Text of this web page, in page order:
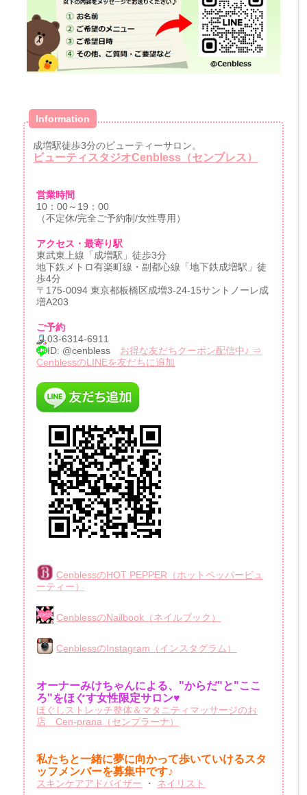
Information
成増駅徒歩3分のビューティーサロン。
ビューティスタジオCenbless（センブレス）
営業時間
10：00～19：00
（不定休/完全ご予約制/女性専用）
アクセス・最寄り駅
東武東上線「成増駅」徒歩3分
地下鉄メトロ有楽町線・副都心線「地下鉄成増駅」徒
歩4分
〒175-0094 東京都板橋区成増3-24-15サントノーレ成
増A203
ご予約
03-6314-6911
ID: @cenbless お得な友だちクーポン配信中♪ ⇒
CenblessのLINEを友だちに追加
CenblessのHOT PEPPER（ホットペッパービュ
ーティー）
CenblessのNailbook（ネイルブック）
CenblessのInstagram（インスタグラム）
オーナーみけちゃんによる、"からだ"と"ここ
ろ"をほぐす女性限定サロン♥
ほぐしストレッチ整体＆マタニティマッサージのお
店 Cen-prana（センプラーナ）
私たちと一緒に夢に向かって歩いていけるスタ
ッフメンバーを募集中です♪
スキンケアアドバイザー ・ ネイリスト